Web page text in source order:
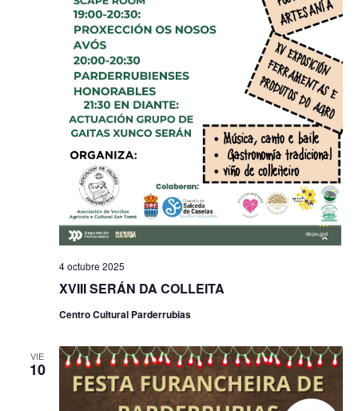
XVIII SERÁN DA COLLEITA
4 octubre 2025
Centro Cultural Parderrubias
VIE
10